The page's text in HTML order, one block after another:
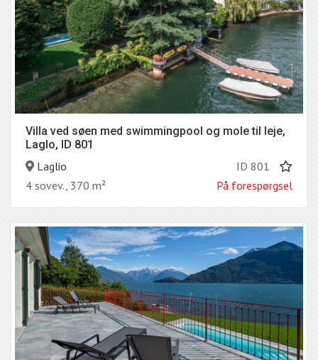
Villa ved søen med swimmingpool og mole til leje,
Laglo, ID 801
Laglio
ID 801
4 sovev., 370 m²
På forespørgsel